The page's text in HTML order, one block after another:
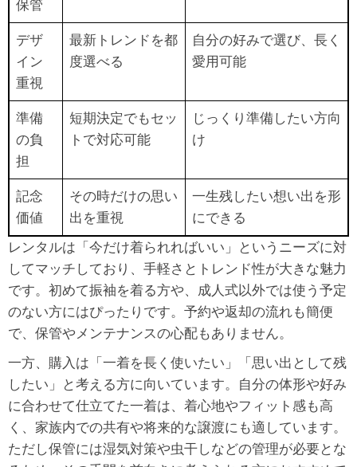
保管
デザ
イン
重視
最新トレンドを都
度選べる
自分の好みで選び、長く
愛用可能
準備
の負
担
短期決定でもセッ
トで対応可能
じっくり準備したい方向
け
記念
価値
その時だけの思い
出を重視
一生残したい想い出を形
にできる
レンタルは「今だけ着られればいい」というニーズに対
してマッチしており、手軽さとトレンド性が大きな魅力
です。初めて振袖を着る方や、成人式以外では使う予定
のない方にはぴったりです。予約や返却の流れも簡便
で、保管やメンテナンスの心配もありません。
一方、購入は「一着を長く使いたい」「思い出として残
したい」と考える方に向いています。自分の体形や好み
に合わせて仕立てた一着は、着心地やフィット感も高
く、家族内での共有や将来的な譲渡にも適しています。
ただし保管には湿気対策や虫干しなどの管理が必要とな